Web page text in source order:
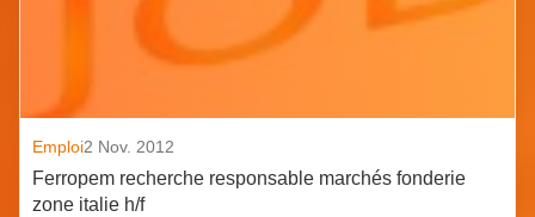
Emploi2 Nov. 2012
Ferropem recherche responsable marchés fonderie
zone italie h/f